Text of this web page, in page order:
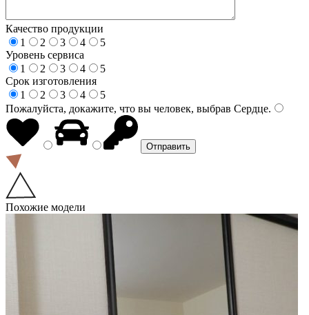
Качество продукции
1
2 3 4
5
Уровень сервиса
1
2 3 4
5
Срок изготовления
1
2 3 4
5
Пожалуйста, докажите, что вы человек, выбрав Сердце.
Похожие модели